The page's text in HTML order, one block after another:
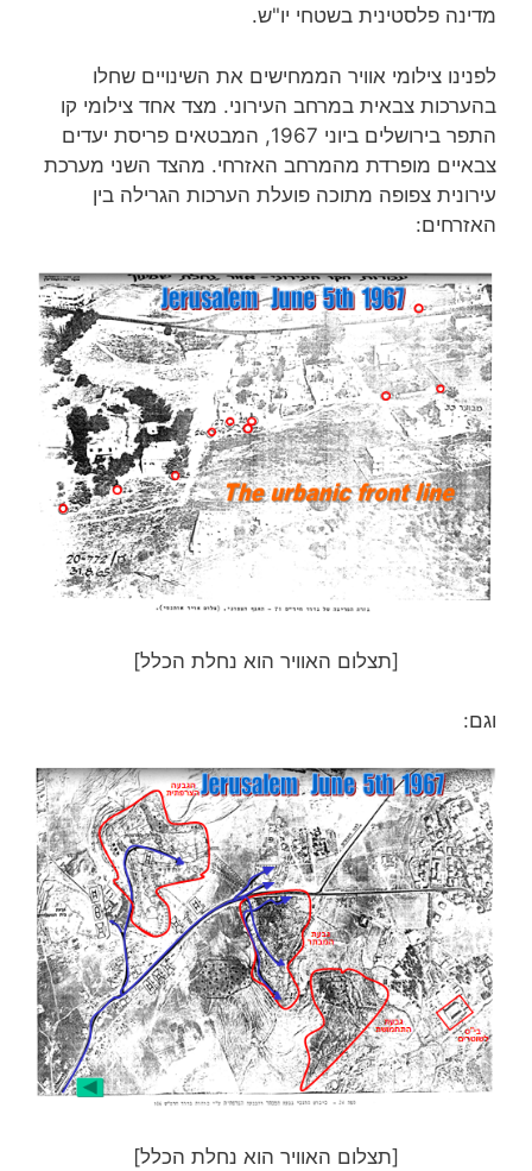
מדינה פלסטינית בשטחי יו"ש.
לפנינו צילומי אוויר הממחישים את השינויים שחלו
בהערכות צבאית במרחב העירוני. מצד אחד צילומי קו
התפר בירושלים ביוני 1967, המבטאים פריסת יעדים
צבאיים מופרדת מהמרחב האזרחי. מהצד השני מערכת
עירונית צפופה מתוכה פועלת הערכות הגרילה בין
האזרחים:
[תצלום האוויר הוא נחלת הכלל]
וגם:
[תצלום האוויר הוא נחלת הכלל]